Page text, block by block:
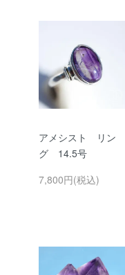
アメシスト リン
グ 14.5号
7,800円(税込)